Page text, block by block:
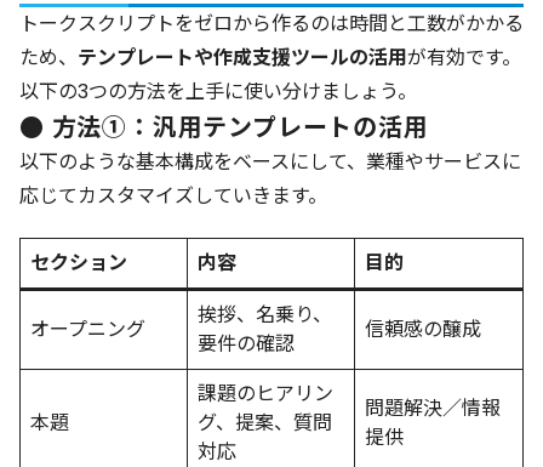
トークスクリプトをゼロから作るのは時間と工数がかかる
ため、 テンプレートや作成支援ツールの活用が有効です。
以下の3つの方法を上手に使い分けましょう。
● 方法①：汎用テンプレートの活用
以下のような基本構成をベースにして、業種やサービスに
応じてカスタマイズしていきます。
セクション 内容 目的
オープニング
挨拶、名乗り、
要件の確認
信頼感の醸成
本題
課題のヒアリン
グ、提案、質問
対応
問題解決／情報
提供